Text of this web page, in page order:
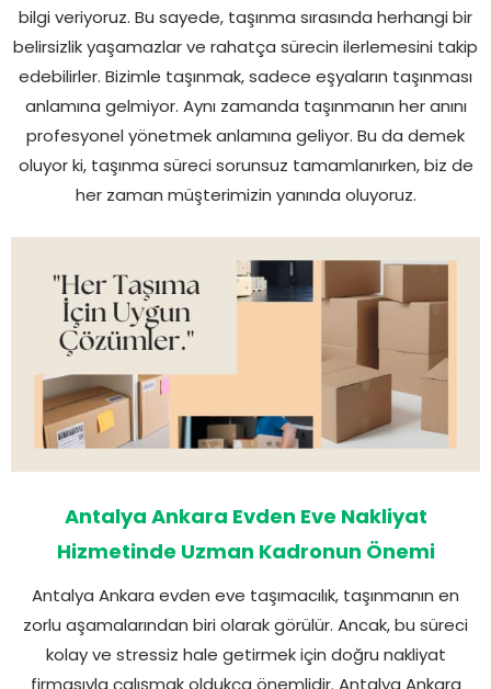
bilgi veriyoruz. Bu sayede, taşınma sırasında herhangi bir
belirsizlik yaşamazlar ve rahatça sürecin ilerlemesini takip
edebilirler. Bizimle taşınmak, sadece eşyaların taşınması
anlamına gelmiyor. Aynı zamanda taşınmanın her anını
profesyonel yönetmek anlamına geliyor. Bu da demek
oluyor ki, taşınma süreci sorunsuz tamamlanırken, biz de
her zaman müşterimizin yanında oluyoruz.
Antalya Ankara Evden Eve Nakliyat
Hizmetinde Uzman Kadronun Önemi
Antalya Ankara evden eve taşımacılık, taşınmanın en
zorlu aşamalarından biri olarak görülür. Ancak, bu süreci
kolay ve stressiz hale getirmek için doğru nakliyat
firmasıyla çalışmak oldukça önemlidir. Antalya Ankara